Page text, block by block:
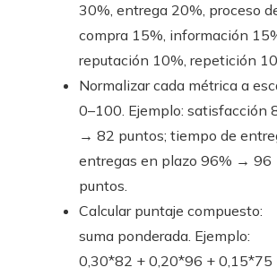
30%, entrega 20%, proceso
compra 15%, información
reputación 10%, repetición
Normalizar cada métrica a
0–100. Ejemplo: satisfacción
→ 82 puntos; tiempo de
entregas en plazo 96% → 96
puntos.
Calcular puntaje compuesto:
suma ponderada. Ejemplo:
0,30*82 + 0,20*96 + 0,15*75